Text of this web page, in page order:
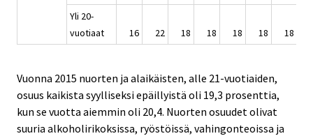
Yli 20-
vuotiaat
16 22 18 18 18 18 18
Vuonna 2015 nuorten ja alaikäisten, alle 21-vuotiaiden,
osuus kaikista syylliseksi epäillyistä oli 19,3 prosenttia,
kun se vuotta aiemmin oli 20,4. Nuorten osuudet olivat
suuria alkoholirikoksissa, ryöstöissä, vahingonteoissa ja